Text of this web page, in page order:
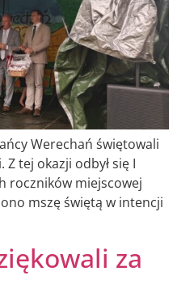
Werechań świętowali
tej okazji odbył się I
roczników miejscowej
mszę świętą w intencji
za